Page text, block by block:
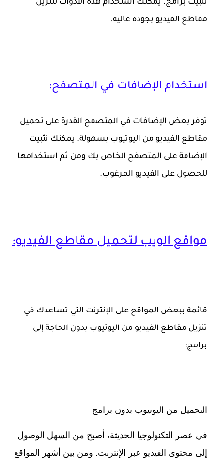
تثبيت برامج. يمكنك استخدام هذه الأدوات لتنزيل
مقاطع الفيديو بجودة عالية.
استخدام الإضافات في المتصفح:
توفر بعض الإضافات في المتصفح القدرة على تحميل
مقاطع الفيديو من اليوتيوب بسهولة. يمكنك تثبيت
الإضافة على المتصفح الخاص بك ومن ثم استخدامها
للحصول على الفيديو المرغوب.
مواقع الويب لتحميل مقاطع الفيديو:
قائمة ببعض المواقع على الإنترنت التي تساعدك في
تنزيل مقاطع الفيديو من اليوتيوب بدون الحاجة إلى
برامج:
التحميل من اليوتيوب بدون برامج
في عصر التكنولوجيا الحديثة، أصبح من السهل الوصول
إلى محتوى الفيديو عبر الإنترنت. ومن بين أشهر المواقع